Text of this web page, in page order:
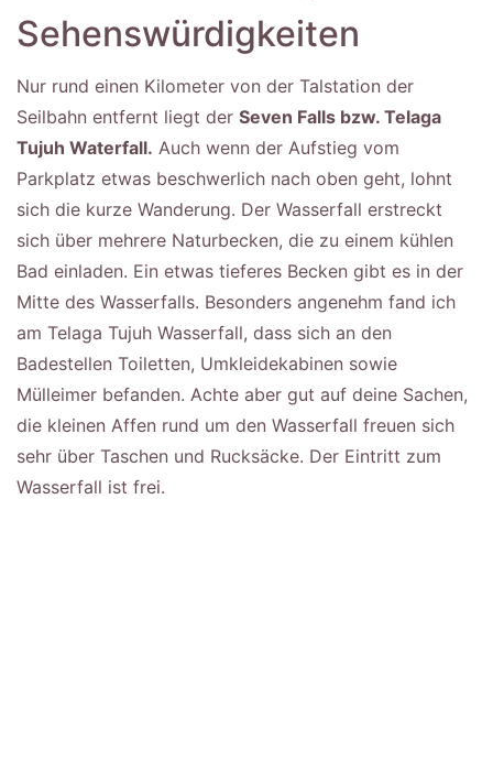
Sehenswürdigkeiten
Nur rund einen Kilometer von der Talstation der
Seilbahn entfernt liegt der Seven Falls bzw. Telaga
Tujuh Waterfall. Auch wenn der Aufstieg vom
Parkplatz etwas beschwerlich nach oben geht, lohnt
sich die kurze Wanderung. Der Wasserfall erstreckt
sich über mehrere Naturbecken, die zu einem kühlen
Bad einladen. Ein etwas tieferes Becken gibt es in der
Mitte des Wasserfalls. Besonders angenehm fand ich
am Telaga Tujuh Wasserfall, dass sich an den
Badestellen Toiletten, Umkleidekabinen sowie
Mülleimer befanden. Achte aber gut auf deine Sachen,
die kleinen Affen rund um den Wasserfall freuen sich
sehr über Taschen und Rucksäcke. Der Eintritt zum
Wasserfall ist frei.